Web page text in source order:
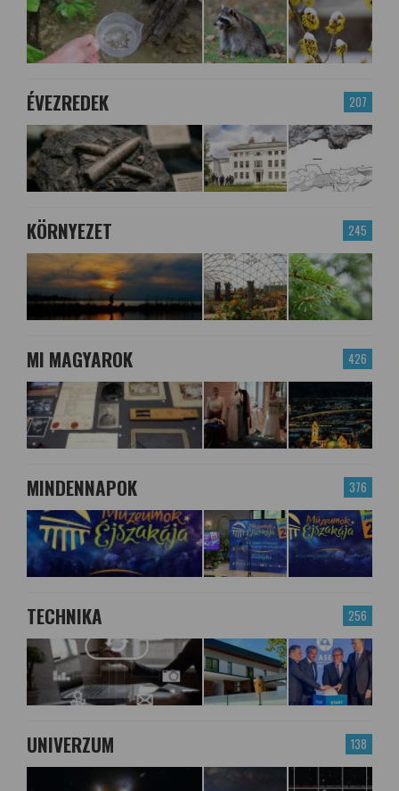
207
ÉVEZREDEK
245
KÖRNYEZET
426
MI MAGYAROK
376
MINDENNAPOK
256
TECHNIKA
138
UNIVERZUM